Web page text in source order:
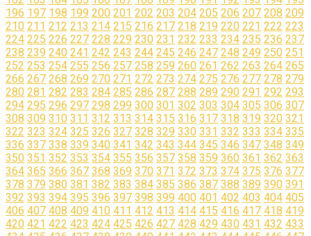
196 197 198 199 200 201 202 203 204 205 206 207 208 209
210 211 212 213 214 215 216 217 218 219 220 221 222 223
224 225 226 227 228 229 230 231 232 233 234 235 236 237
238 239 240 241 242 243 244 245 246 247 248 249 250 251
252 253 254 255 256 257 258 259 260 261 262 263 264 265
266 267 268 269 270 271 272 273 274 275 276 277 278 279
280 281 282 283 284 285 286 287 288 289 290 291 292 293
294 295 296 297 298 299 300 301 302 303 304 305 306 307
308 309 310 311 312 313 314 315 316 317 318 319 320 321
322 323 324 325 326 327 328 329 330 331 332 333 334 335
336 337 338 339 340 341 342 343 344 345 346 347 348 349
350 351 352 353 354 355 356 357 358 359 360 361 362 363
364 365 366 367 368 369 370 371 372 373 374 375 376 377
378 379 380 381 382 383 384 385 386 387 388 389 390 391
392 393 394 395 396 397 398 399 400 401 402 403 404 405
406 407 408 409 410 411 412 413 414 415 416 417 418 419
420 421 422 423 424 425 426 427 428 429 430 431 432 433